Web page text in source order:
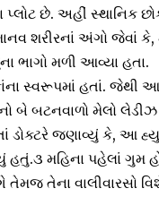
પ્લોટ છે. અહીં સ્થાનિક
શરીરનાં અંગો જેવાં કે,
ભાગો મળી આવ્યા હતા.
સ્વરૂપમાં હતાં. જેથી
બટનવાળો મેલો લેડીઝ
ડોક્ટરે જણાવ્યું કે, આ
મહિના પહેલાં ગુમ
તેના વાલીવારસો